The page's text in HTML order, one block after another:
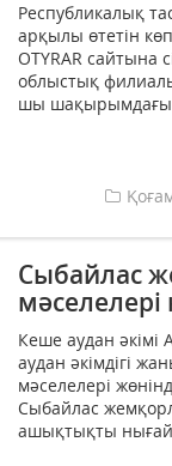
Республикалық
арқылы өтетін
OTYRAR сайтына
облыстық
шы шақырымдағы
Сыбайлас
Кеше аудан
аудан әкімдігі
мәселелері
Сыбайлас
ашықтықты